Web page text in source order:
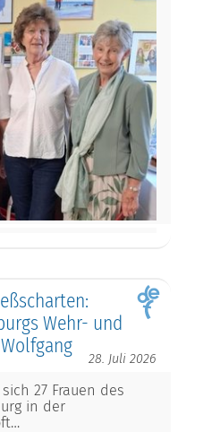
Wehr- und
28. Juli 2026
27 Frauen des
in der